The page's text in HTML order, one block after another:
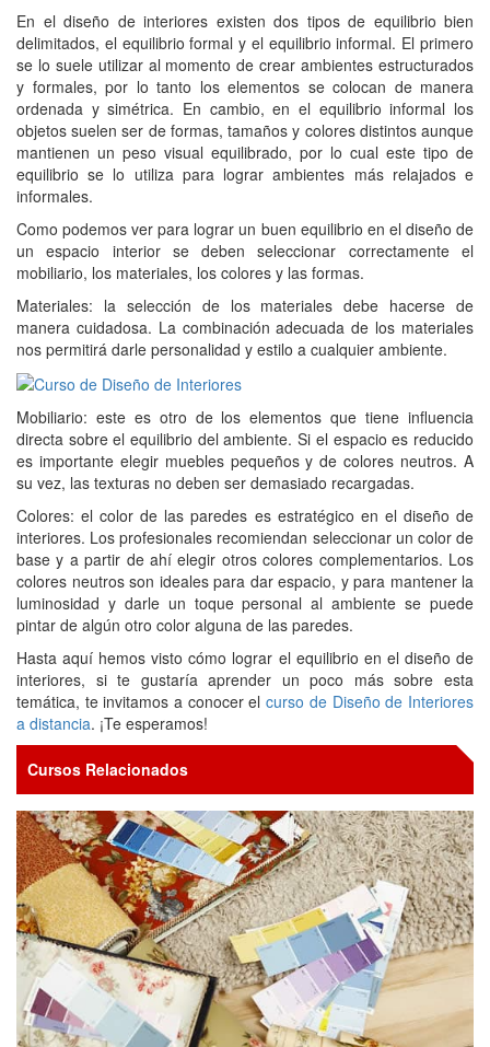
En el diseño de interiores existen dos tipos de equilibrio bien
delimitados, el equilibrio formal y el equilibrio informal. El primero
se lo suele utilizar al momento de crear ambientes estructurados
y formales, por lo tanto los elementos se colocan de manera
ordenada y simétrica. En cambio, en el equilibrio informal los
objetos suelen ser de formas, tamaños y colores distintos aunque
mantienen un peso visual equilibrado, por lo cual este tipo de
equilibrio se lo utiliza para lograr ambientes más relajados e
informales.
Como podemos ver para lograr un buen equilibrio en el diseño de
un espacio interior se deben seleccionar correctamente el
mobiliario, los materiales, los colores y las formas.
Materiales: la selección de los materiales debe hacerse de
manera cuidadosa. La combinación adecuada de los materiales
nos permitirá darle personalidad y estilo a cualquier ambiente.
Mobiliario: este es otro de los elementos que tiene influencia
directa sobre el equilibrio del ambiente. Si el espacio es reducido
es importante elegir muebles pequeños y de colores neutros. A
su vez, las texturas no deben ser demasiado recargadas.
Colores: el color de las paredes es estratégico en el diseño de
interiores. Los profesionales recomiendan seleccionar un color de
base y a partir de ahí elegir otros colores complementarios. Los
colores neutros son ideales para dar espacio, y para mantener la
luminosidad y darle un toque personal al ambiente se puede
pintar de algún otro color alguna de las paredes.
Hasta aquí hemos visto cómo lograr el equilibrio en el diseño de
interiores, si te gustaría aprender un poco más sobre esta
temática, te invitamos a conocer elcurso de Diseño de Interiores
a distancia. ¡Te esperamos!
Cursos Relacionados